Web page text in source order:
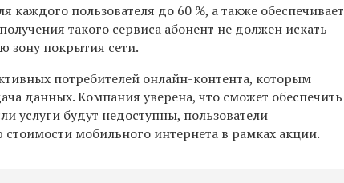
каждого пользователя до 60 %, а также обеспечивает
такого сервиса абонент не должен искать
зону покрытия сети.
потребителей онлайн-контента, которым
данных. Компания уверена, что сможет обеспечить
услуги будут недоступны, пользователи
мобильного интернета в рамках акции.